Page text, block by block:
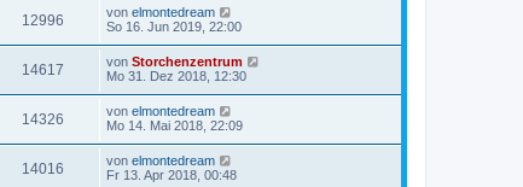
12996 von elmontedream
So 16. Jun 2019, 22:00
14617 von Storchenzentrum
Mo 31. Dez 2018, 12:30
14326 von elmontedream
Mo 14. Mai 2018, 22:09
14016 von elmontedream
Fr 13. Apr 2018, 00:48